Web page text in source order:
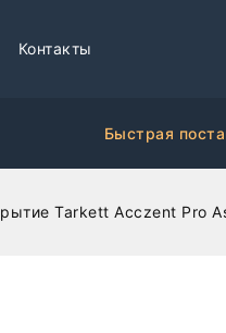
Контакты
Быстрая
Tarkett Acczent Pro